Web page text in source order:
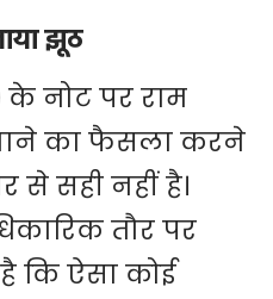
झूठ
के नोट पर राम
का फैसला करने
से सही नहीं है।
तौर पर
कि ऐसा कोई